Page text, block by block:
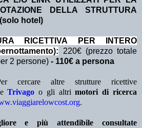
DELLA STRUTTURA
(solo hotel)
RICETTIVA PER INTERO
220€ (prezzo totale
2 persone) - 110€ a persona
cercare altre strutture ricettive
eTrivago o gli altrimotori di ricerca
.
e più attendibile consultate